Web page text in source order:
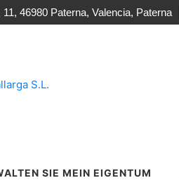
46980 Paterna, Valencia, Paterna
SIE MEIN EIGENTUM